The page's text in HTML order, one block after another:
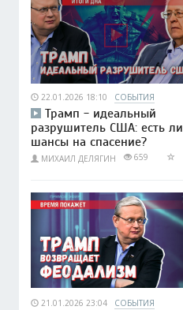
22.01.2026 18:10 СОБЫТИЯ
Трамп - идеальный
разрушитель США: есть ли
шансы на спасение?
МИХАИЛ ДЕЛЯГИН 659
21.01.2026 23:04 СОБЫТИЯ